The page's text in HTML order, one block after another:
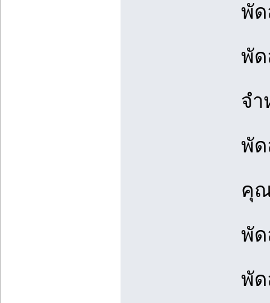
พัด
พัด
จำ
พัด
คุ
พัด
พัด